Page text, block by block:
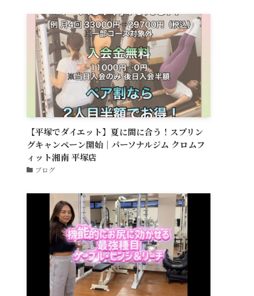
【平塚でダイエット】夏に間に合う！スプリン
グキャンペーン開始｜パーソナルジム クロムフ
ィット湘南 平塚店
ブログ